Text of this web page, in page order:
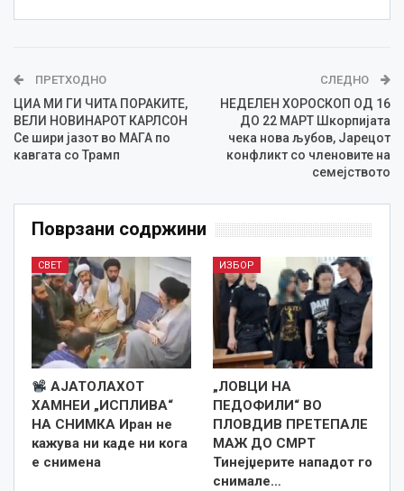
ПРЕТХОДНО
ЦИА МИ ГИ ЧИТА ПОРАКИТЕ,
ВЕЛИ НОВИНАРОТ КАРЛСОН
Се шири јазот во МАГА по
кавгата со Трамп
СЛЕДНО
НЕДЕЛЕН ХОРОСКОП ОД 16
ДО 22 МАРТ Шкорпијата
чека нова љубов, Јарецот
конфликт со членовите на
семејството
Поврзани содржини
СВЕТ
АЈАТОЛАХОТ
ХАМНЕИ „ИСПЛИВА“
НА СНИМКА Иран не
кажува ни каде ни кога
е снименa
ИЗБОР
„ЛОВЦИ НА
ПЕДОФИЛИ“ ВО
ПЛОВДИВ ПРЕТЕПАЛЕ
МАЖ ДО СМРТ
Тинејџерите нападот го
снимале…